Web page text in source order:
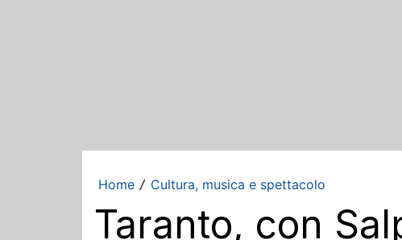
Home / Cultura, musica e spettacolo
Taranto, con